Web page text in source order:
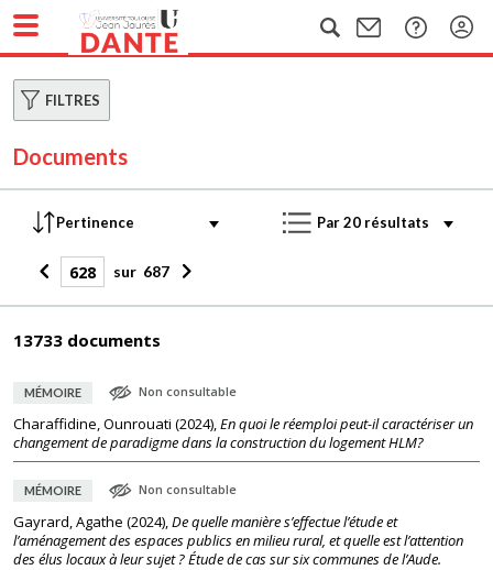
FILTRES
Documents
sur 687
13733 documents
MÉMOIRE Non consultable
Charaffidine, Ounrouati (2024),En quoi le réemploi peut-il caractériser un
changement de paradigme dans la construction du logement HLM?
MÉMOIRE Non consultable
Gayrard, Agathe (2024),De quelle manière s’effectue l’étude et
l’aménagement des espaces publics en milieu rural, et quelle est l’attention
des élus locaux à leur sujet ? Étude de cas sur six communes de l’Aude.